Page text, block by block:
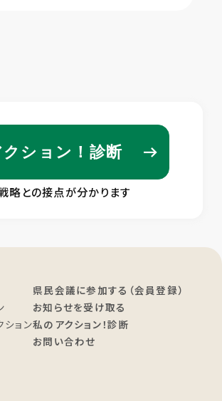
ション！診断
略との接点が分かります
ション
県民会議に参加する（会員登録）
お知らせを受け取る
私のアクション！診断
お問い合わせ